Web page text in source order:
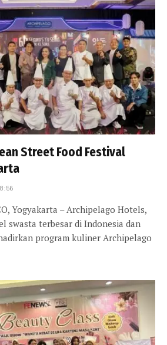
Street Food Festival
Yogyakarta – Archipelago Hotels,
swasta terbesar di Indonesia dan
program kuliner Archipelago